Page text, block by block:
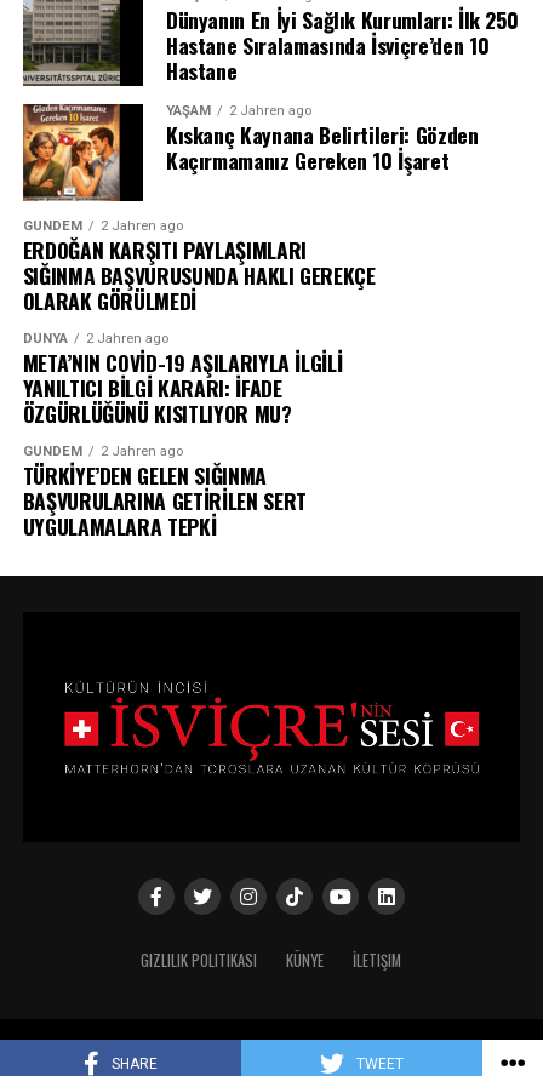
SHARE TWEET
Dünyanın En İyi Sağlık Kurumları: İlk 250
Hastane Sıralamasında İsviçre’den 10
Hastane
YAŞAM 2 Jahren ago
Kıskanç Kaynana Belirtileri: Gözden
Kaçırmamanız Gereken 10 İşaret
GÜNDEM 2 Jahren ago
ERDOĞAN KARŞITI PAYLAŞIMLARI
SIĞINMA BAŞVURUSUNDA HAKLI GEREKÇE
OLARAK GÖRÜLMEDİ
DÜNYA 2 Jahren ago
META’NIN COVİD-19 AŞILARIYLA İLGİLİ
YANILTICI BİLGİ KARARI: İFADE
ÖZGÜRLÜĞÜNÜ KISITLIYOR MU?
GÜNDEM 2 Jahren ago
TÜRKİYE’DEN GELEN SIĞINMA
BAŞVURULARINA GETİRİLEN SERT
UYGULAMALARA TEPKİ
GIZLILIK POLITIKASI KÜNYE İLETIŞIM
Copyright © 2024